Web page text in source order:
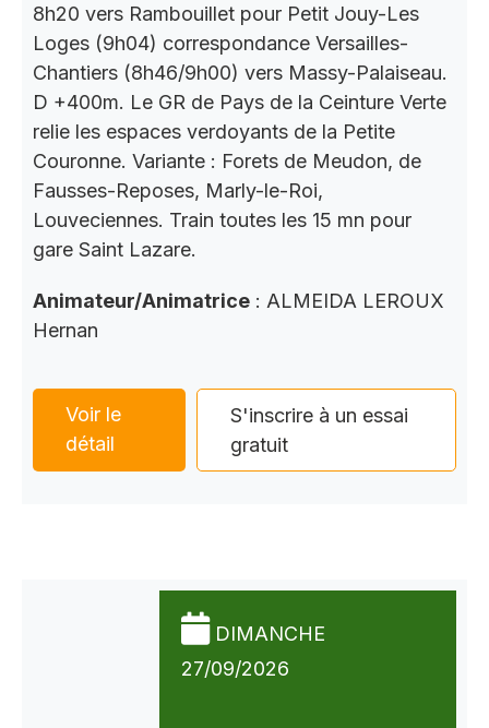
8h20 vers Rambouillet pour Petit Jouy-Les
Loges (9h04) correspondance Versailles-
Chantiers (8h46/9h00) vers Massy-Palaiseau.
D +400m. Le GR de Pays de la Ceinture Verte
relie les espaces verdoyants de la Petite
Couronne. Variante : Forets de Meudon, de
Fausses-Reposes, Marly-le-Roi,
Louveciennes. Train toutes les 15 mn pour
gare Saint Lazare.
Animateur/Animatrice : ALMEIDA LEROUX
Hernan
Voir le
détail
S'inscrire à un essai
gratuit
DIMANCHE
27/09/2026